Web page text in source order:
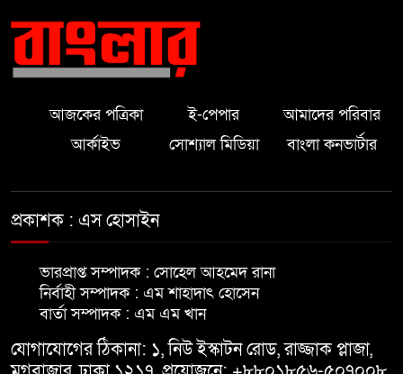
সহায়তা প্রদান করলেন এমপি হেলেন
জেরিন
উদ্বোধন অনুষ্ঠিত।
অভিযোগ
প্রচার-প্রচারণা বৃদ্ধির লক্ষে মতবিনিময়
আপনারা বাংলাদেশের পতাকাবাহী
একএকজন এম্বাসেডর মাদারীপুরে-
আজকের পত্রিকা ই-পেপার
আমাদের পরিবার
আর্কাইভ
সোশ্যাল মিডিয়া বাংলা কনভার্টার
প্রকাশক : এস হোসাইন
ভারপ্রাপ্ত সম্পাদক : সোহেল আহমেদ রানা
নির্বাহী সম্পাদক : এম শাহাদাৎ হোসেন
বার্তা সম্পাদক : এম এম খান
যোগাযোগের ঠিকানা: ১, নিউ ইস্কাটন রোড, রাজ্জাক প্লাজা,